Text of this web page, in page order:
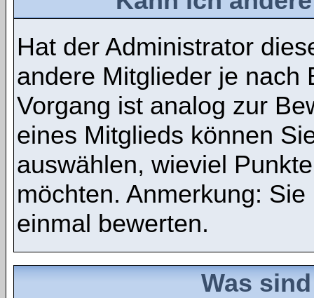
Hat der Administrator
andere Mitglieder je nach
Vorgang ist analog zur
eines Mitglieds können
auswählen, wieviel
möchten. Anmerkung:
einmal bewerten.
Was